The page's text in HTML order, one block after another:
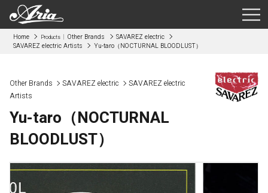
Home Products Other Brands
SAVAREZ electric
SAVAREZ electric Artists
Yu-taro（NOCTURNAL BLOODLUST）
Other Brands SAVAREZ electric
SAVAREZ electric
Artists
Yu-taro（NOCTURNAL
BLOODLUST）